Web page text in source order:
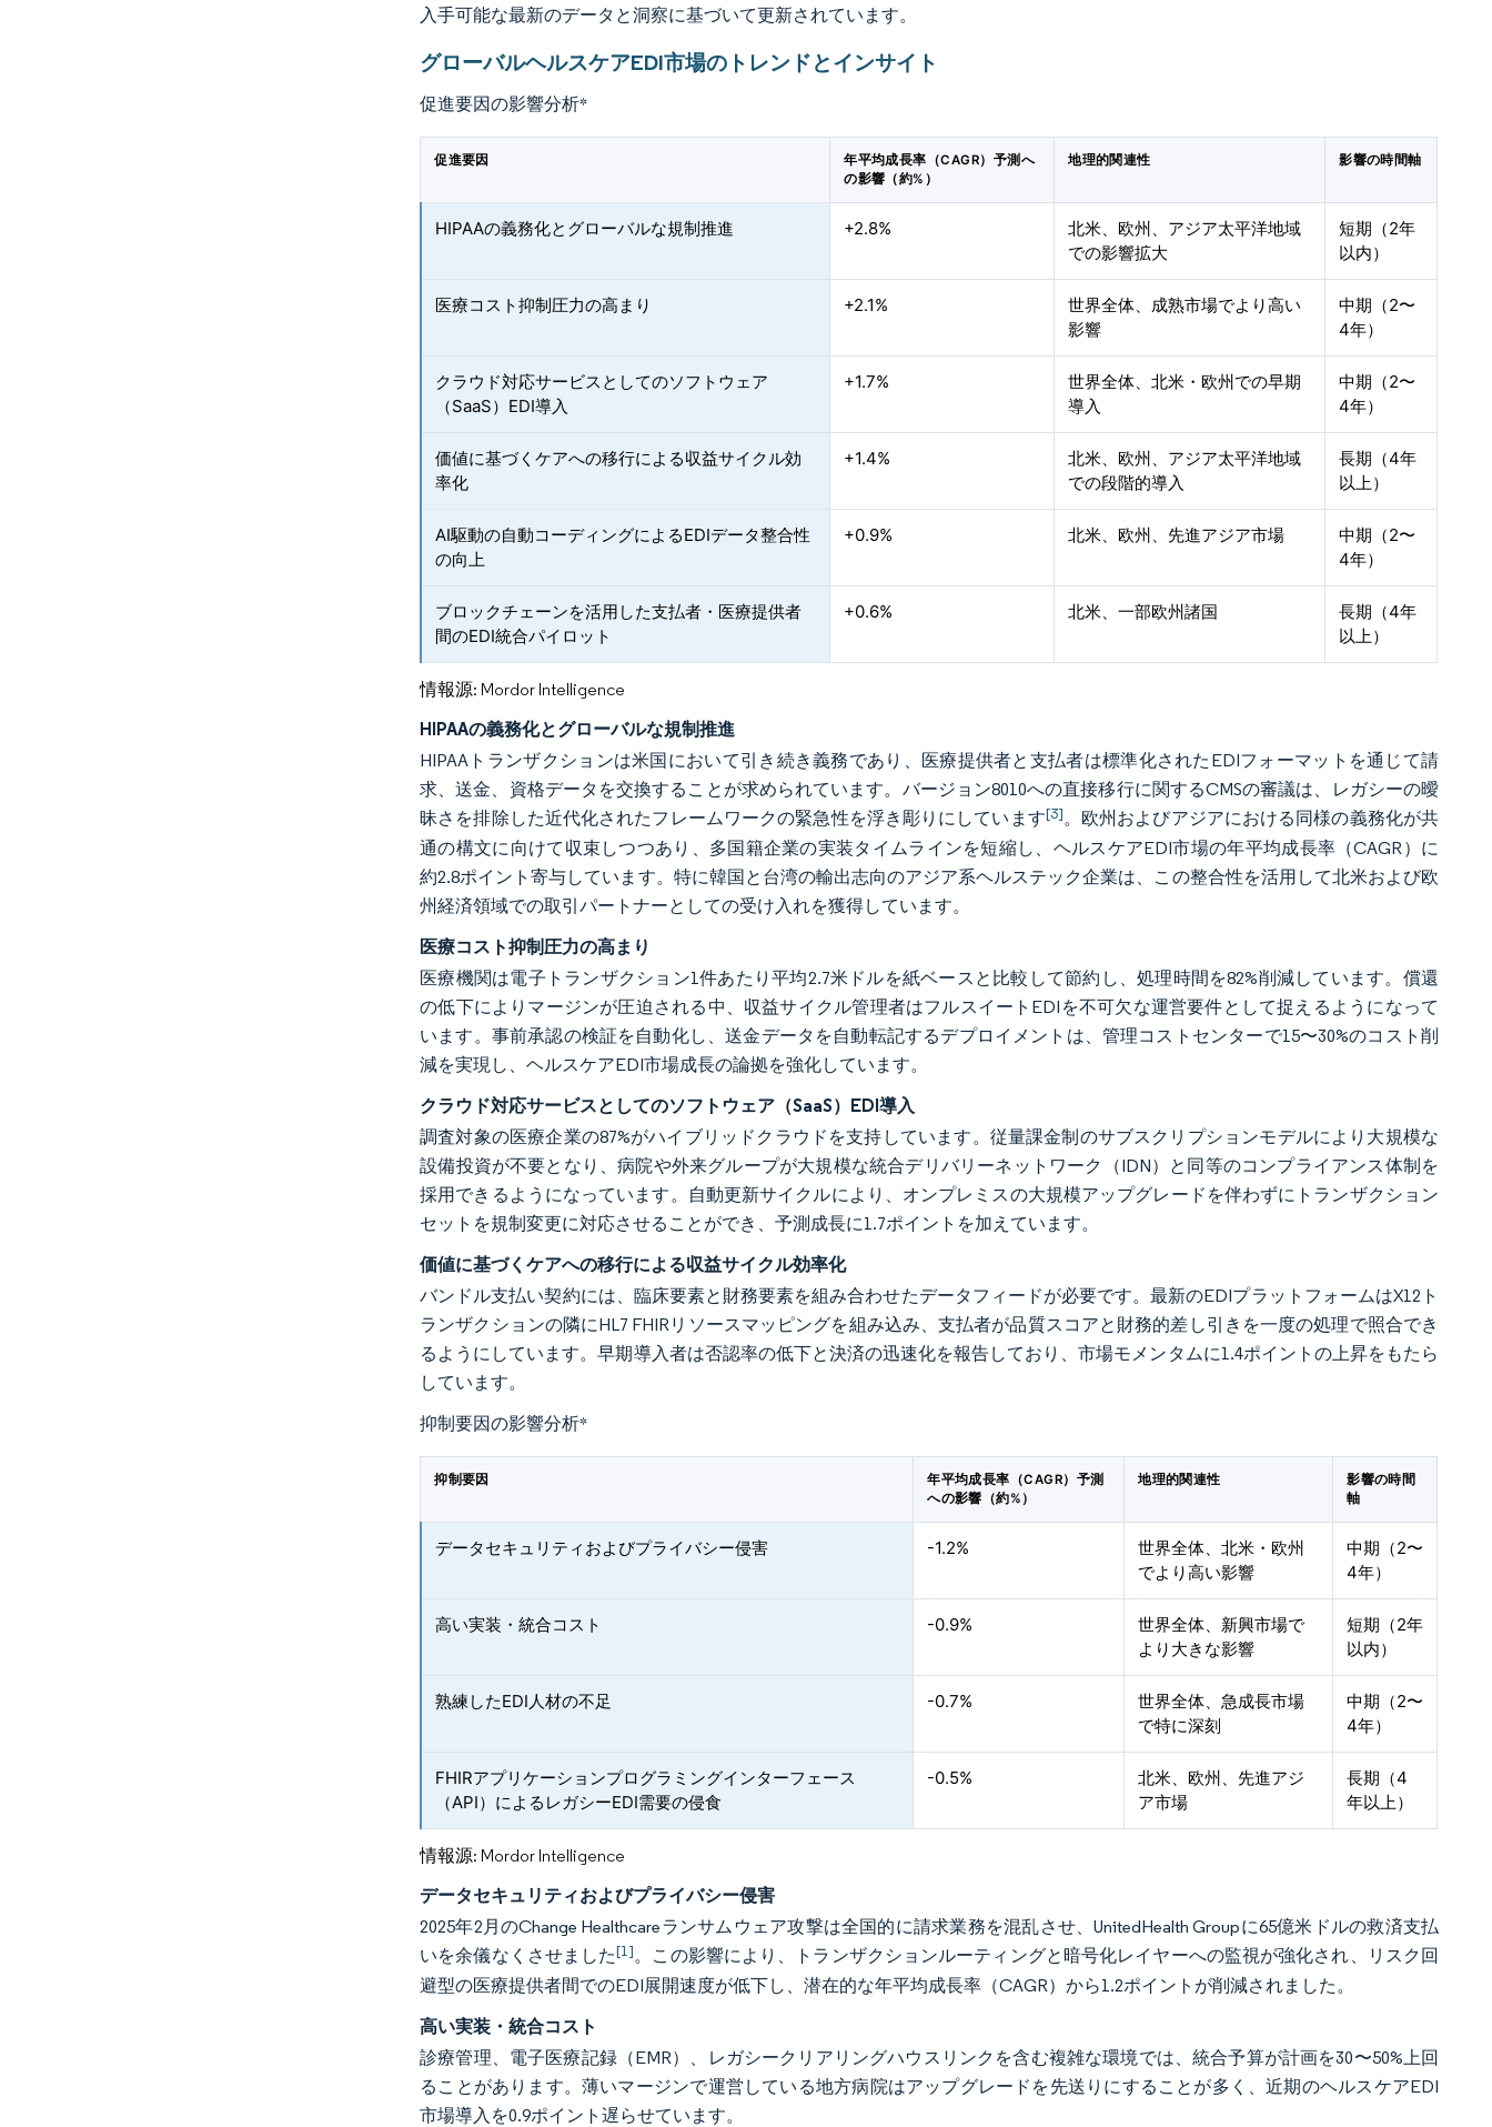
入手可能な最新のデータと洞察に基づいて更新されています。
グローバルヘルスケアEDI市場のトレンドとインサイト
促進要因の影響分析*
促進要因
年平均成長率（CAGR）予測へ
の影響（約%）
地理的関連性 影響の時間軸
HIPAAの義務化とグローバルな規制推進 +2.8%
北米、欧州、アジア太平洋地域
での影響拡大
短期（2年
以内）
医療コスト抑制圧力の高まり +2.1%
世界全体、成熟市場でより高い
影響
中期（2〜
4年）
クラウド対応サービスとしてのソフトウェア
（SaaS）EDI導入
+1.7%
世界全体、北米・欧州での早期
導入
中期（2〜
4年）
価値に基づくケアへの移行による収益サイクル効
率化
+1.4%
北米、欧州、アジア太平洋地域
での段階的導入
長期（4年
以上）
AI駆動の自動コーディングによるEDIデータ整合性
の向上
+0.9% 北米、欧州、先進アジア市場
中期（2〜
4年）
ブロックチェーンを活用した支払者・医療提供者
間のEDI統合パイロット
+0.6% 北米、一部欧州諸国
長期（4年
以上）
情報源: Mordor Intelligence
HIPAAの義務化とグローバルな規制推進
HIPAAトランザクションは米国において引き続き義務であり、医療提供者と支払者は標準化されたEDIフォーマットを通じて請
求、送金、資格データを交換することが求められています。バージョン8010への直接移行に関するCMSの審議は、レガシーの曖
昧さを排除した近代化されたフレームワークの緊急性を浮き彫りにしています[3]。欧州およびアジアにおける同様の義務化が共
通の構文に向けて収束しつつあり、多国籍企業の実装タイムラインを短縮し、ヘルスケアEDI市場の年平均成長率（CAGR）に
約2.8ポイント寄与しています。特に韓国と台湾の輸出志向のアジア系ヘルステック企業は、この整合性を活用して北米および欧
州経済領域での取引パートナーとしての受け入れを獲得しています。
医療コスト抑制圧力の高まり
医療機関は電子トランザクション1件あたり平均2.7米ドルを紙ベースと比較して節約し、処理時間を82%削減しています。償還
の低下によりマージンが圧迫される中、収益サイクル管理者はフルスイートEDIを不可欠な運営要件として捉えるようになって
います。事前承認の検証を自動化し、送金データを自動転記するデプロイメントは、管理コストセンターで15〜30%のコスト削
減を実現し、ヘルスケアEDI市場成長の論拠を強化しています。
クラウド対応サービスとしてのソフトウェア（SaaS）EDI導入
調査対象の医療企業の87%がハイブリッドクラウドを支持しています。従量課金制のサブスクリプションモデルにより大規模な
設備投資が不要となり、病院や外来グループが大規模な統合デリバリーネットワーク（IDN）と同等のコンプライアンス体制を
採用できるようになっています。自動更新サイクルにより、オンプレミスの大規模アップグレードを伴わずにトランザクション
セットを規制変更に対応させることができ、予測成長に1.7ポイントを加えています。
価値に基づくケアへの移行による収益サイクル効率化
バンドル支払い契約には、臨床要素と財務要素を組み合わせたデータフィードが必要です。最新のEDIプラットフォームはX12ト
ランザクションの隣にHL7 FHIRリソースマッピングを組み込み、支払者が品質スコアと財務的差し引きを一度の処理で照合でき
るようにしています。早期導入者は否認率の低下と決済の迅速化を報告しており、市場モメンタムに1.4ポイントの上昇をもたら
しています。
抑制要因の影響分析*
抑制要因
年平均成長率（CAGR）予測
への影響（約%）
地理的関連性
影響の時間
軸
データセキュリティおよびプライバシー侵害 -1.2%
世界全体、北米・欧州
でより高い影響
中期（2〜
4年）
高い実装・統合コスト -0.9%
世界全体、新興市場で
より大きな影響
短期（2年
以内）
熟練したEDI人材の不足 -0.7%
世界全体、急成長市場
で特に深刻
中期（2〜
4年）
FHIRアプリケーションプログラミングインターフェース
（API）によるレガシーEDI需要の侵食
-0.5%
北米、欧州、先進アジ
ア市場
長期（4
年以上）
情報源: Mordor Intelligence
データセキュリティおよびプライバシー侵害
2025年2月のChange Healthcareランサムウェア攻撃は全国的に請求業務を混乱させ、UnitedHealth Groupに65億米ドルの救済支払
いを余儀なくさせました[1]。この影響により、トランザクションルーティングと暗号化レイヤーへの監視が強化され、リスク回
避型の医療提供者間でのEDI展開速度が低下し、潜在的な年平均成長率（CAGR）から1.2ポイントが削減されました。
高い実装・統合コスト
診療管理、電子医療記録（EMR）、レガシークリアリングハウスリンクを含む複雑な環境では、統合予算が計画を30〜50%上回
ることがあります。薄いマージンで運営している地方病院はアップグレードを先送りにすることが多く、近期のヘルスケアEDI
市場導入を0.9ポイント遅らせています。